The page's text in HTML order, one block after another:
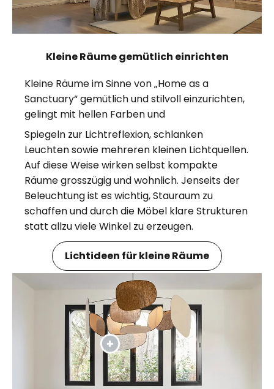
Kleine Räume gemütlich einrichten
Kleine Räume im Sinne von „Home as a
Sanctuary“ gemütlich und stilvoll einzurichten,
gelingt mit hellen Farben und
Spiegeln zur Lichtreflexion, schlanken
Leuchten sowie mehreren kleinen Lichtquellen.
Auf diese Weise wirken selbst kompakte
Räume grosszügig und wohnlich. Jenseits der
Beleuchtung ist es wichtig, Stauraum zu
schaffen und durch die Möbel klare Strukturen
statt allzu viele Winkel zu erzeugen.
Lichtideen für kleine Räume